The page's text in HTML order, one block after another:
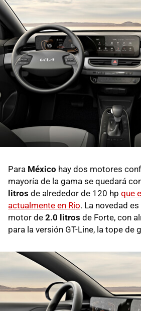
Para México hay dos motores
mayoría de la gama se quedará
litros de alrededor de 120 hp que
actualmente en Rio. La novedad
motor de 2.0 litros de Forte, con
para la versión GT-Line, la tope de